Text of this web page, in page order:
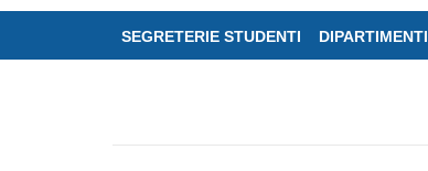
SEGRETERIE STUDENTI DIPARTIMENTI